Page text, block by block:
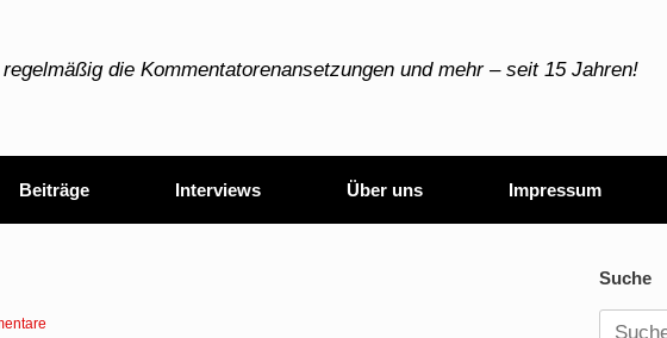
die Kommentatorenansetzungen und mehr – seit 15 Jahren!
Beiträge Interviews Über uns Impressum
Suche
Suchen